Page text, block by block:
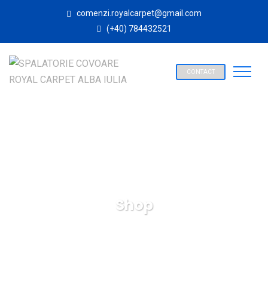
comenzi.royalcarpet@gmail.com
(+40) 784432521
CONTACT
Shop